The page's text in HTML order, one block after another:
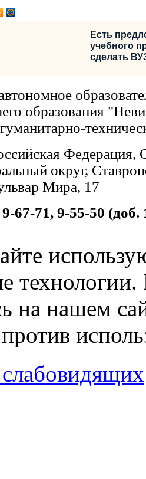
Есть
учебного
сделать
образования
Федерация,
округ,
Мира, 17
67-71, 9-55-50 (доб.
на нашем